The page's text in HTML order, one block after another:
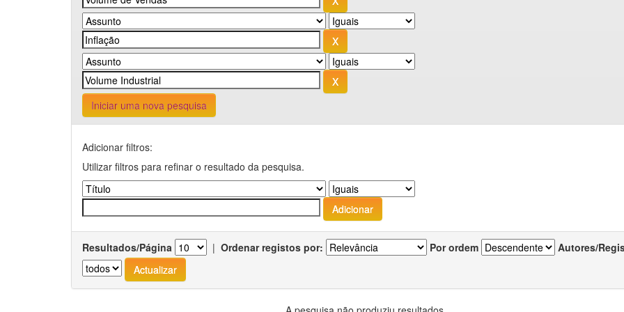
Iniciar uma nova pesquisa
Adicionar filtros:
Utilizar filtros para refinar o resultado da pesquisa.
Resultados/Página | Ordenar registos por: Por ordem Autores/